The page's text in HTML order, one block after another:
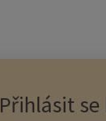
Přihlásit